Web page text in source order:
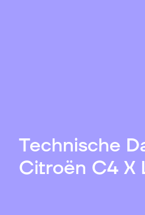
Technische
Citroën C4 X